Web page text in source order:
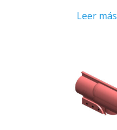
Leer más